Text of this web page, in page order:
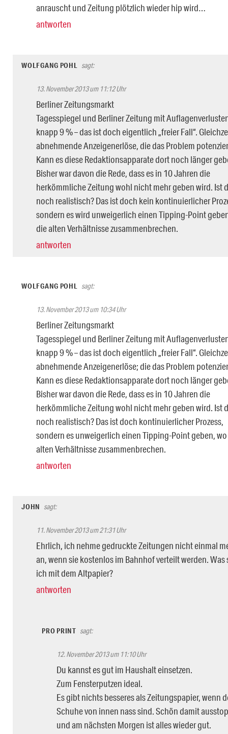
anrauscht und Zeitung plötzlich wieder hip wird…
antworten
WOLFGANG POHL sagt:
13. November 2013 um 11:12 Uhr
Berliner Zeitungsmarkt
Tagesspiegel und Berliner Zeitung mit
knapp 9 % – das ist doch eigentlich „freier Fall“.
abnehmende Anzeigenerlöse, die das Problem
Kann es diese Redaktionsapparate dort noch länger
Bisher war davon die Rede, dass es in 10 Jahren die
herkömmliche Zeitung wohl nicht mehr geben wird. Ist
noch realistisch? Das ist doch kein kontinuierlicher
sondern es wird unweigerlich einen Tipping-Point
die alten Verhältnisse zusammenbrechen.
antworten
WOLFGANG POHL sagt:
13. November 2013 um 10:34 Uhr
Berliner Zeitungsmarkt
Tagesspiegel und Berliner Zeitung mit
knapp 9 % – das ist doch eigentlich „freier Fall“.
abnehmende Anzeigenerlöse; die das Problem
Kann es diese Redaktionsapparate dort noch länger
Bisher war davon die Rede, dass es in 10 Jahren die
herkömmliche Zeitung wohl nicht mehr geben wird. Ist
noch realistisch? Das ist doch kontinuierlicher Prozess,
sondern es unweigerlich einen Tipping-Point geben,
alten Verhältnisse zusammenbrechen.
antworten
JOHN sagt:
11. November 2013 um 21:31 Uhr
Ehrlich, ich nehme gedruckte Zeitungen nicht einmal
an, wenn sie kostenlos im Bahnhof verteilt werden. Was
ich mit dem Altpapier?
antworten
PRO PRINT sagt:
12. November 2013 um 11:10 Uhr
Du kannst es gut im Haushalt einsetzen.
Zum Fensterputzen ideal.
Es gibt nichts besseres als Zeitungspapier, wenn
Schuhe von innen nass sind. Schön damit
und am nächsten Morgen ist alles wieder gut.